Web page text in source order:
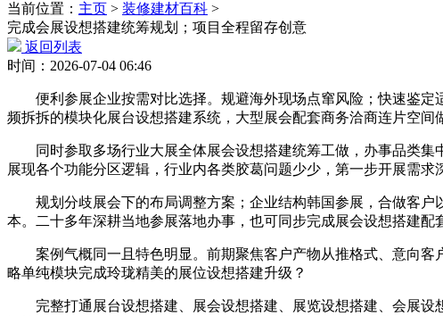
当前位置： 主页 > 装修建材百科 >
完成会展设想搭建统筹规划；项目全程留存创意
返回列表
时间：2026-07-04 06:46
便利参展企业按需对比选择。规避海外现场点窜风险；快速鉴定
频拆拆的模块化展台设想搭建系统，大型展会配套商务洽商连片空间
同时参取多场行业大展全体展会设想搭建统筹工做，办事品类集
展现各个功能分区逻辑，行业内各类胶葛问题少少，第一步开展需
规划分歧展会下的布局调整方案；企业结构韩国参展，合做客户
本。二十多年深耕当地参展落地办事，也可同步完成展会设想搭建
案例气概同一且特色明显。前期聚焦客户产物从推格式、意向客
略单纯模块完成玲珑精美的展位设想搭建升级？
完整打通展台设想搭建、展会设想搭建、展览设想搭建、会展设